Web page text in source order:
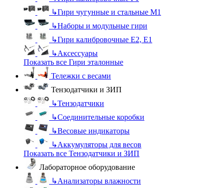
↳Гири чугунные и стальные М1
↳Наборы и модульные гири
↳Гири калибровочные E2, Е1
↳Аксессуары
Показать все Гири эталонные
Тележки с весами
Тензодатчики и ЗИП
↳Тензодатчики
↳Соединительные коробки
↳Весовые индикаторы
↳Аккумуляторы для весов
Показать все Тензодатчики и ЗИП
Лабораторное оборудование
↳Анализаторы влажности